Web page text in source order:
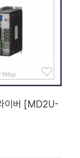
이버 [MD2U-